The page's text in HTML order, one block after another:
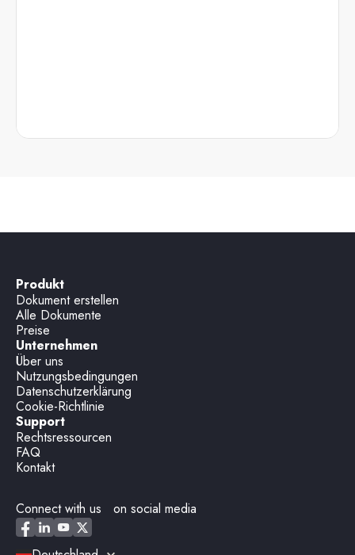
Produkt
Dokument erstellen
Alle Dokumente
Preise
Unternehmen
Über uns
Nutzungsbedingungen
Datenschutzerklärung
Cookie-Richtlinie
Support
Rechtsressourcen
FAQ
Kontakt
Connect with us on social media